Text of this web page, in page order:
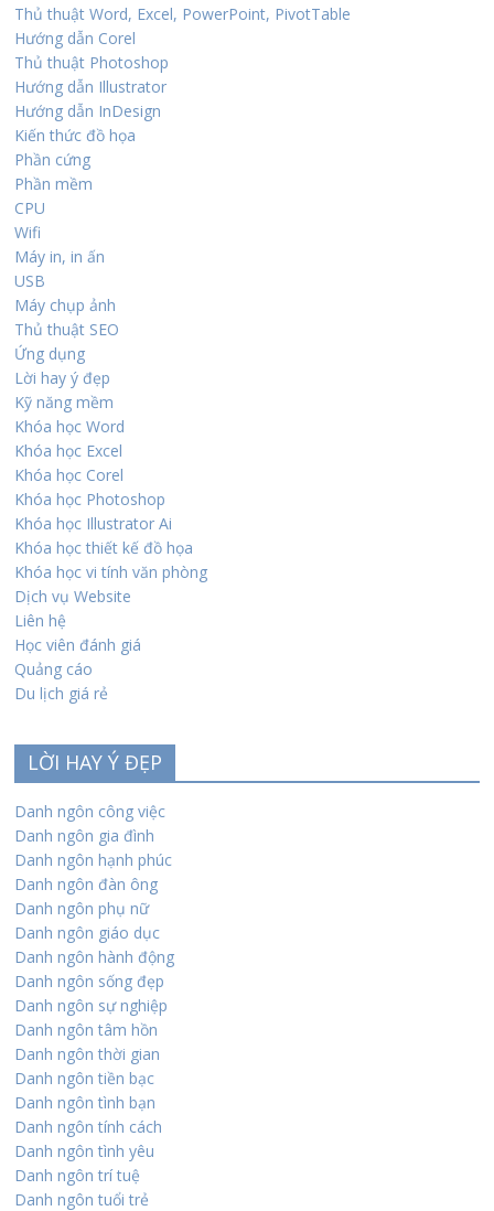
Thủ thuật Word, Excel, PowerPoint, PivotTable
Hướng dẫn Corel
Thủ thuật Photoshop
Hướng dẫn Illustrator
Hướng dẫn InDesign
Kiến thức đồ họa
Phần cứng
Phần mềm
CPU
Wifi
Máy in, in ấn
USB
Máy chụp ảnh
Thủ thuật SEO
Ứng dụng
Lời hay ý đẹp
Kỹ năng mềm
Khóa học Word
Khóa học Excel
Khóa học Corel
Khóa học Photoshop
Khóa học Illustrator Ai
Khóa học thiết kế đồ họa
Khóa học vi tính văn phòng
Dịch vụ Website
Liên hệ
Học viên đánh giá
Quảng cáo
Du lịch giá rẻ
LỜI HAY Ý ĐẸP
Danh ngôn công việc
Danh ngôn gia đình
Danh ngôn hạnh phúc
Danh ngôn đàn ông
Danh ngôn phụ nữ
Danh ngôn giáo dục
Danh ngôn hành động
Danh ngôn sống đẹp
Danh ngôn sự nghiệp
Danh ngôn tâm hồn
Danh ngôn thời gian
Danh ngôn tiền bạc
Danh ngôn tình bạn
Danh ngôn tính cách
Danh ngôn tình yêu
Danh ngôn trí tuệ
Danh ngôn tuổi trẻ